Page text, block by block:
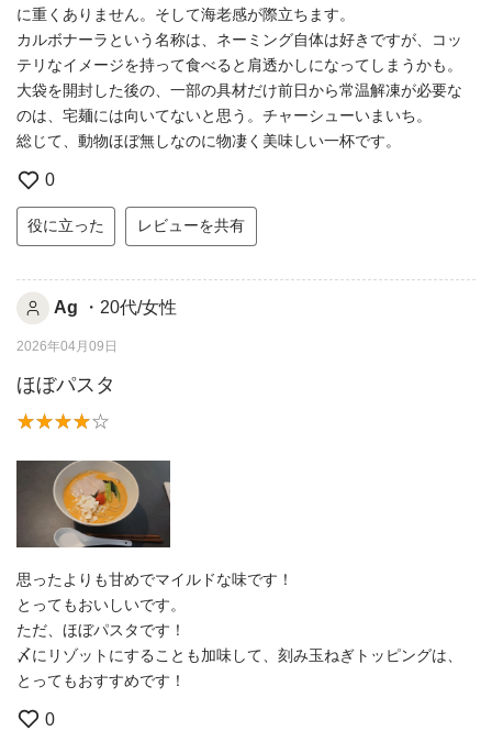
に重くありません。そして海老感が際立ちます。
カルボナーラという名称は、ネーミング自体は好きですが、コッ
テリなイメージを持って食べると肩透かしになってしまうかも。
大袋を開封した後の、一部の具材だけ前日から常温解凍が必要な
のは、宅麺には向いてないと思う。チャーシューいまいち。
総じて、動物ほぼ無しなのに物凄く美味しい一杯です。
0
役に立った レビューを共有
Ag ・20代/女性
2026年04月09日
ほぼパスタ
思ったよりも甘めでマイルドな味です！
とってもおいしいです。
ただ、ほぼパスタです！
〆にリゾットにすることも加味して、刻み玉ねぎトッピングは、
とってもおすすめです！
0